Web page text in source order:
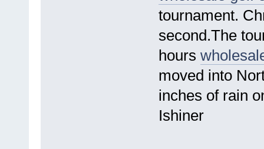
tournament.
second.The
hours
moved into
inches of rain
Ishiner